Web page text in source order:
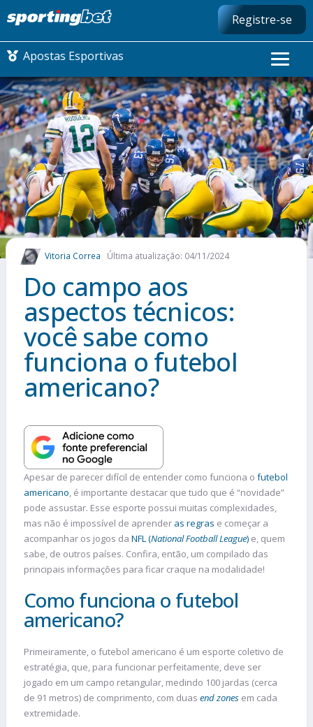
Registre-se
Apostas Esportivas
CONMEBOL LIBERTADORES
FUTEBOL NACIONAL
FUTEBOL INTERNACIONAL
COMO APOSTAR
MAIS ESPORTES
Vitoria Correa Última atualização: 04/11/2024
Do campo aos
aspectos técnicos:
você sabe como
funciona o futebol
americano?
Apesar de parecer difícil de entender como funciona o futebol
americano, é importante destacar que tudo que é “novidade”
pode assustar. Esse esporte possui muitas complexidades,
mas não é impossível de aprender as regras e começar a
acompanhar os jogos da NFL (National Football League) e, quem
sabe, de outros países. Confira, então, um compilado das
principais informações para ficar craque na modalidade!
Como funciona o futebol
americano?
Primeiramente, o futebol americano é um esporte coletivo de
estratégia, que, para funcionar perfeitamente, deve ser
jogado em um campo retangular, medindo 100 jardas (cerca
de 91 metros) de comprimento, com duas end zones em cada
extremidade.